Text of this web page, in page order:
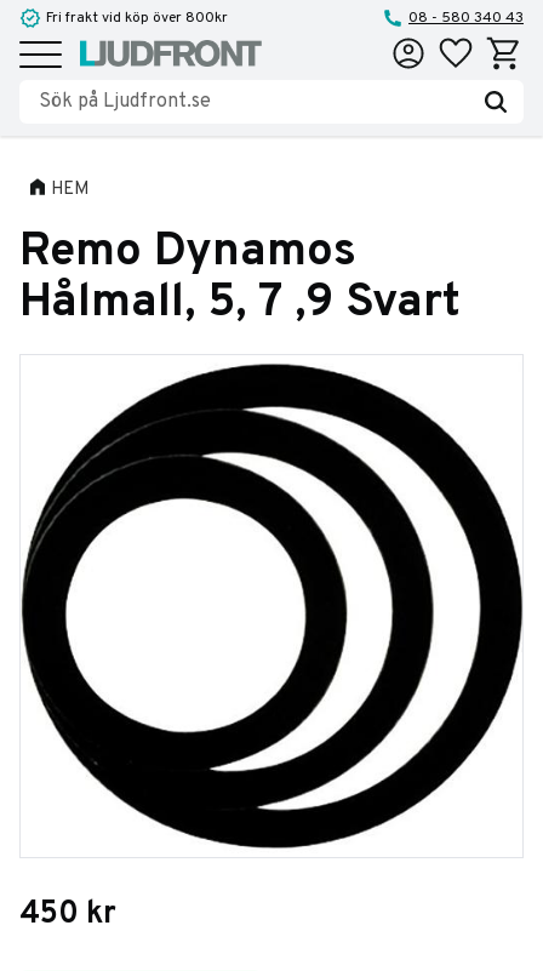
Meny
Fri frakt vid köp över 800kr 08 - 580 340 43
Favoriter
HEM
Remo Dynamos
Hålmall, 5, 7 ,9 Svart
450 kr